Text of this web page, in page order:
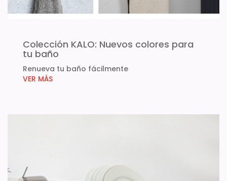
Colección KALO: Nuevos colores para
tu baño
Renueva tu baño fácilmente
VER MÁS